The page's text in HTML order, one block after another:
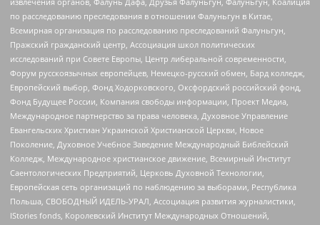
по расследованию преследования в отношении Фалуньгун в Китае,
Всемирная организация по расследованию преследований Фалуньгун,
Пражский гражданский центр, Ассоциация школ политических
исследований при Совете Европы, Центр либеральной современности,
Форум русскоязычных европейцев, Немецко-русский обмен, Бард колледж,
Европейский выбор, Фонд Ходорковского, Оксфордский российский фонд,
Фонд Будущее России, Компания свободы информации, Проект Медиа,
Международное партнерство за права человека, Духовное Управление
Евангельских Христиан Украинской Христианской Церкви, Новое
Поколение, Духовное Учебное Заведение Международный Библейский
Колледж, Международное христианское движение, Всемирный Институт
Саентологических Предприятий, Церковь Духовной Технологии,
Европейская сеть организаций по наблюдению за выборами, Республика
Польша, СВОБОДНЫЙ ИДЕЛЬ-УРАЛ, Ассоциация развития журналистики,
IStories fonds, Королевский Институт Международных Отношений,